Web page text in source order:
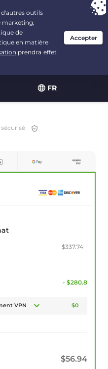
FR
plus avantageuse
à $2.19/mois
$337.74
- $280.8
VPN $0
$56.94